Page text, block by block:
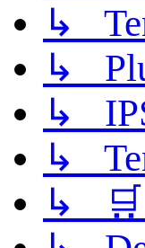
↳
↳
↳
↳
↳ 🛒